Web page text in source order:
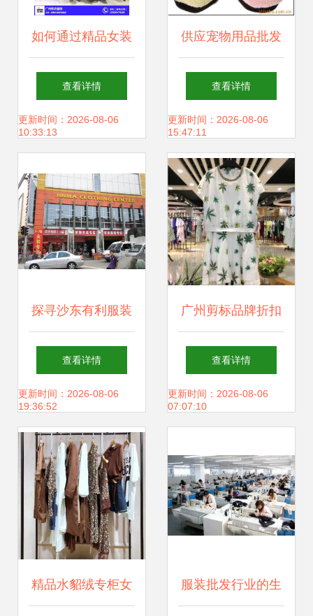
如何通过精品女装
与品牌尾货批发实
现利润最大化？逐
题
查看详情
更新时间：2026-08-06
10:33:13
供应宠物用品批发
代理厂家直销可来
样订做批发–供应
宠物用品批发代理
厂家直销可来样订
做厂家–供应宠物
用品批发代理厂家
直销可来样订做供
应商
查看详情
更新时间：2026-08-06
15:47:11
探寻沙东有利服装
批发城 广州服装批
发的价格洼地与时
尚先锋
查看详情
更新时间：2026-08-06
19:36:52
广州剪标品牌折扣
女装批发 走份模式
的优选之道
查看详情
更新时间：2026-08-06
07:07:10
精品水貂绒专柜女 服装批发行业的生